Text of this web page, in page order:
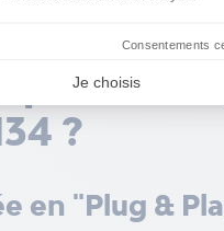
(Novotron 502, 522,
pièce
?
en "Plug &